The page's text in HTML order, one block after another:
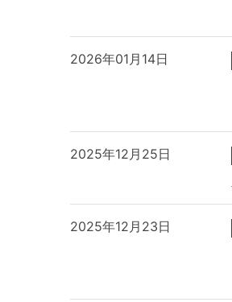
2026年01月14日
2025年12月25日
2025年12月23日
医療・福祉施設用家具